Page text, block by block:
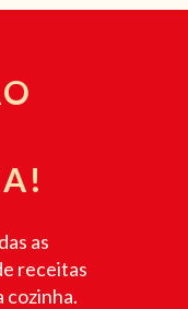
as
receitas
cozinha.